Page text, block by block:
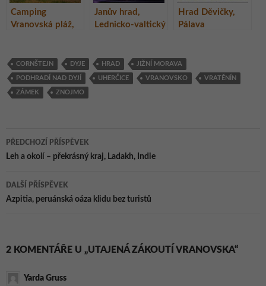
Camping
Vranovská pláž,
Janův hrad,
Lednicko-valtický
Hrad Děvičky,
Pálava
CORNŠTEJN DYJE HRAD JIŽNÍ MORAVA
PODHRADÍ NAD DYJÍ UHERČICE VRANOVSKO VRATĚNÍN
ZÁMEK ZNOJMO
Navigace
pro
příspěvky
PŘEDCHOZÍ PŘÍSPĚVEK
Leh a okolí – překrásný kraj, Ladakh, Indie
DALŠÍ PŘÍSPĚVEK
Azpitia, peruánská oáza klidu bez turistů
2 KOMENTÁŘE U „UTAJENÁ ZÁKOUTÍ VRANOVSKA“
Yarda Gruss